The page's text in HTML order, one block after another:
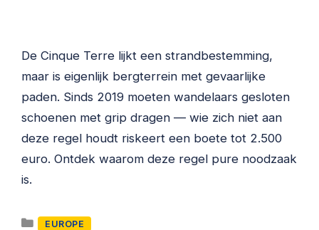
De Cinque Terre lijkt een strandbestemming,
maar is eigenlijk bergterrein met gevaarlijke
paden. Sinds 2019 moeten wandelaars gesloten
schoenen met grip dragen — wie zich niet aan
deze regel houdt riskeert een boete tot 2.500
euro. Ontdek waarom deze regel pure noodzaak
is.
Categorieën
EUROPE